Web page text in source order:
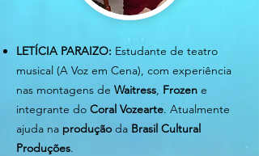
LETÍCIA PARAIZO: Estudante de teatro
musical (A Voz em Cena), com experiência
nas montagens de Waitress, Frozen e
integrante do Coral Vozearte. Atualmente
ajuda na produção da Brasil Cultural
Produções.